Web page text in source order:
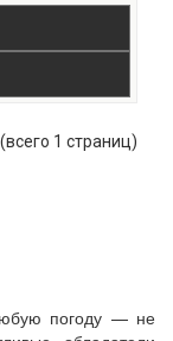
1 страниц)
погоду — не